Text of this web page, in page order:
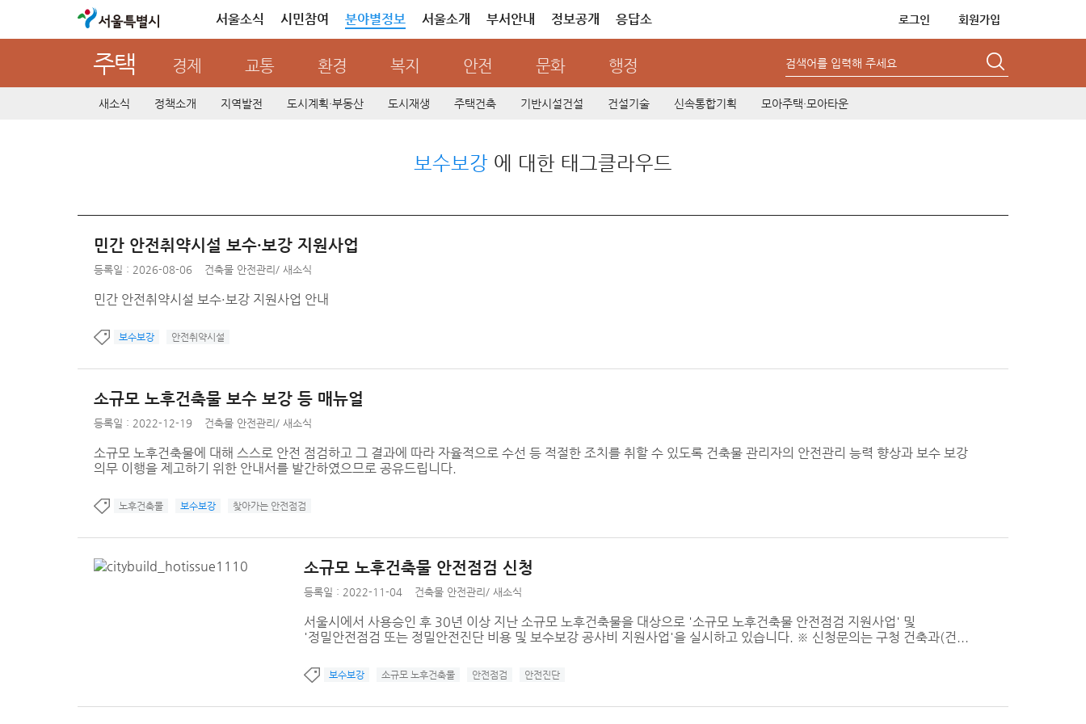
서울특별시 서울소식 시민참여 분야별정보 서울소개 부서안내 정보공개 응답소 로그인 회원가입
주택 경제 교통 환경 복지 안전 문화 행정 검색어를 입력해 주세요
새소식 정책소개 지역발전 도시계획·부동산 도시재생 주택건축 기반시설건설 건설기술 신속통합기획 모아주택·모아타운
보수보강 에 대한 태그클라우드
민간 안전취약시설 보수·보강 지원사업
등록일 : 2026-08-06 건축물 안전관리 / 새소식
민간 안전취약시설 보수·보강 지원사업 안내
보수보강 안전취약시설
소규모 노후건축물 보수 보강 등 매뉴얼
등록일 : 2022-12-19 건축물 안전관리 / 새소식
소규모 노후건축물에 대해 스스로 안전 점검하고 그 결과에 따라 자율적으로 수선 등 적절한 조치를 취할 수 있도록 건축물 관리자의 안전관리 능력 향상과 보수 보강
의무 이행을 제고하기 위한 안내서를 발간하였으므로 공유드립니다.
노후건축물 보수보강 찾아가는 안전점검
소규모 노후건축물 안전점검 신청
등록일 : 2022-11-04 건축물 안전관리 / 새소식
서울시에서 사용승인 후 30년 이상 지난 소규모 노후건축물을 대상으로 '소규모 노후건축물 안전점검 지원사업' 및
'정밀안전점검 또는 정밀안전진단 비용 및 보수보강 공사비 지원사업'을 실시하고 있습니다. ※ 신청문의는 구청 건축과(건...
보수보강 소규모 노후건축물 안전점검 안전진단